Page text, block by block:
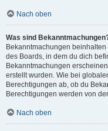
Nach oben
Was sind
Bekanntmachungen
des Boards, in dem du dich
Bekanntmachungen
erstellt wurden. Wie bei
Berechtigungen ab, ob du
Berechtigungen werden von
Nach oben